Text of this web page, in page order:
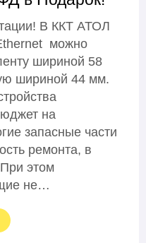
В ККТ АТОЛ
можно
шириной 58
шириной 44 мм.
на
запасные части
ремонта, в
этом
не…